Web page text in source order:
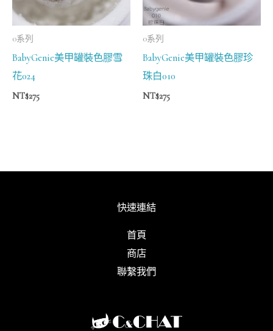
0系列
BabyGenie美甲罐裝色膠雪
花024
NT$275
0系列
BabyGenie美甲罐裝色膠珍
珠白010
NT$275
快速連結
首頁
商店
聯繫我們